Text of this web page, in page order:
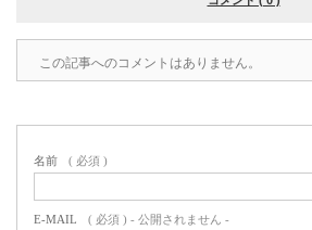
この記事へのコメントはありません。
名前 ( 必須 )
E-MAIL ( 必須 ) - 公開されません -